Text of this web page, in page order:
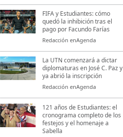
FIFA y Estudiantes: cómo
quedó la inhibición tras el
pago por Facundo Farías
Redacción enAgenda
La UTN comenzará a dictar
diplomaturas en José C. Paz y
ya abrió la inscripción
Redacción enAgenda
121 años de Estudiantes: el
cronograma completo de los
festejos y el homenaje a
Sabella